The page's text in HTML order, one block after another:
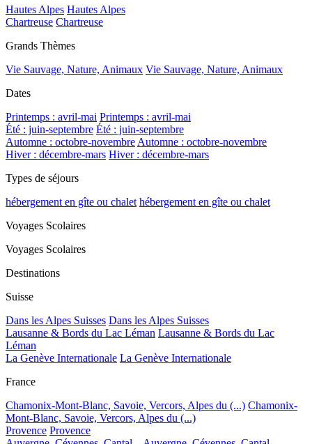
Hautes Alpes Hautes Alpes
Chartreuse Chartreuse
Grands Thèmes
Vie Sauvage, Nature, Animaux Vie Sauvage, Nature, Animaux
Dates
Printemps : avril-mai Printemps : avril-mai
Été : juin-septembre Été : juin-septembre
Automne : octobre-novembreAutomne : octobre-novembre
Hiver : décembre-mars Hiver : décembre-mars
Types de séjours
hébergement en gîte ou chalet hébergement en gîte ou chalet
Voyages Scolaires
Voyages Scolaires
Destinations
Suisse
Dans les Alpes Suisses Dans les Alpes Suisses
Lausanne & Bords du Lac Léman Lausanne & Bords du Lac
Léman
La Genève Internationale La Genève Internationale
France
Chamonix-Mont-Blanc, Savoie, Vercors, Alpes du (...) Chamonix-
Mont-Blanc, Savoie, Vercors, Alpes du (...)
Provence Provence